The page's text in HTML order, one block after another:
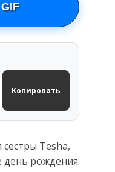
Копировать
Tesha,
день рождения.